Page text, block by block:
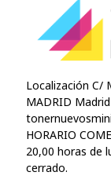
Localización C/
MADRID
HORARIO
20,00 horas de
cerrado.